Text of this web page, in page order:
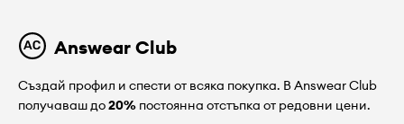
Answear Club
Създай профил и спести от всяка покупка. В Answear Club
получаваш до20% постоянна отстъпка от редовни цени.